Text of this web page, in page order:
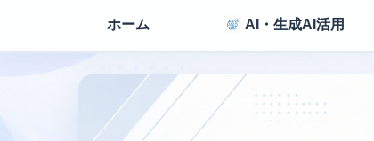
ホーム AI・生成AI活用